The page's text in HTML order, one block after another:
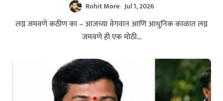
Rohit More Jul 1, 2026
लग्न जमवणे कठीण का – आजच्या वेगवान आणि आधुनिक काळात लग्न
जमवणे ही एक मोठी...